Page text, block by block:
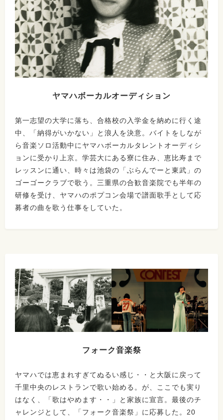
ヤマハボーカルオーディション
第一志望の大学に落ち、合格校の入学金を納めに行く途
中、「納得がいかない」と浪人を決意。バイトをしなが
ら音楽ソロ活動中にヤマハボーカルタレントオーディシ
ョンに受かり上京。学芸大にある寮に住み、恵比寿まで
レッスンに通い、時々は池袋の「ぶらんでーと東武」の
ゴーゴークラブで歌う。三重県の合歓音楽院でも半年の
研修を受け、ヤマハのポプコン会場で譜面歌手として応
募者の曲を歌う仕事をしていた。
フォーク音楽祭
ヤマハでは恵まれすぎてぬるい感じ・・と大阪に戻って
千里中央のレストランで歌い始める。が、ここでも実り
はなく、「歌はやめます・・」と家族に宣言。最後のチ
ャレンジとして、「フォーク音楽祭」に応募した。20